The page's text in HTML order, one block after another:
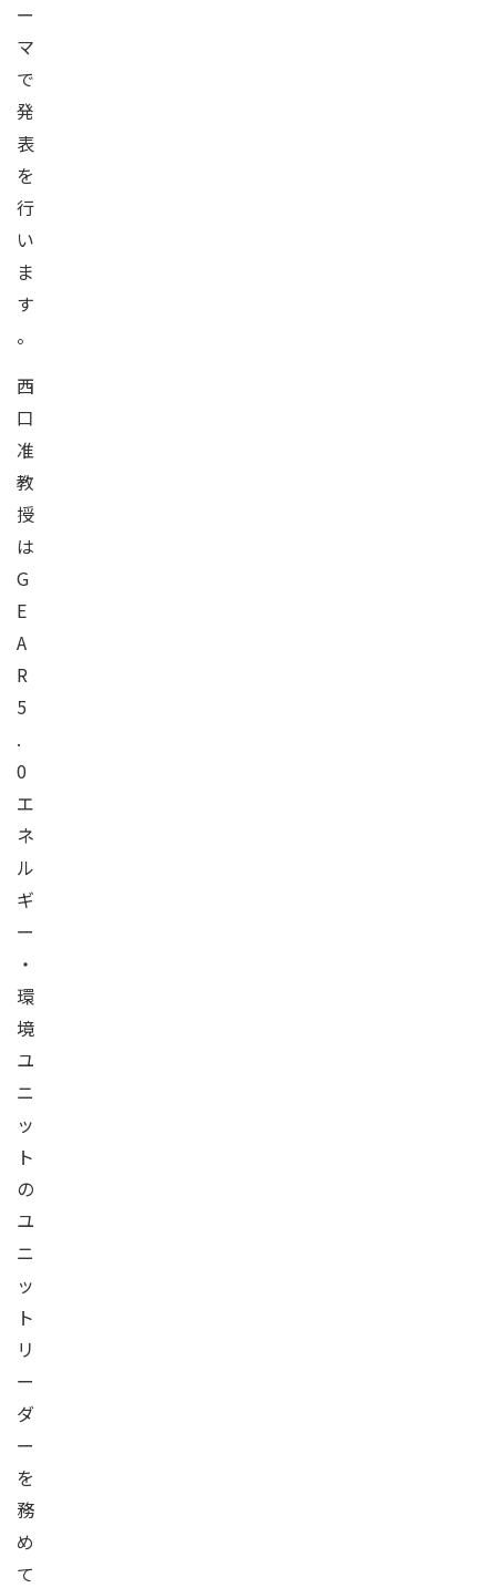
ー
マ
で
発
表
を
行
い
ま
す
。
西
口
准
教
授
は
G
E
A
R
5
.
0
エ
ネ
ル
ギ
ー
・
環
境
ユ
ニ
ッ
ト
の
ユ
ニ
ッ
ト
リ
ー
ダ
ー
を
務
め
て